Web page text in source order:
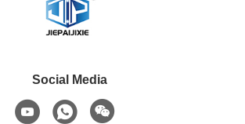
Social Media